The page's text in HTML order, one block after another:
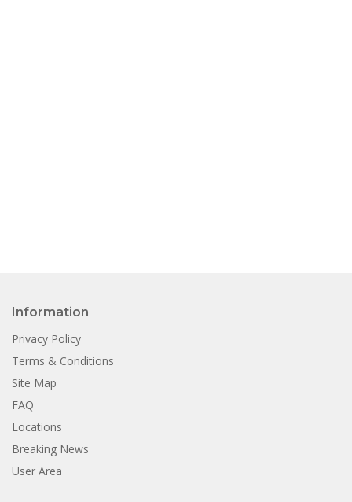
Information
Privacy Policy
Terms & Conditions
Site Map
FAQ
Locations
Breaking News
User Area